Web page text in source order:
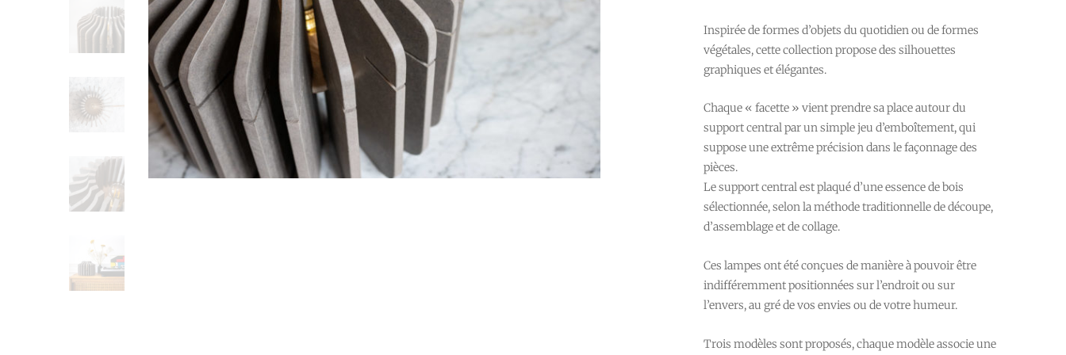
Inspirée de formes d’objets du quotidien ou de formes
végétales, cette collection propose des silhouettes
graphiques et élégantes.
Chaque « facette » vient prendre sa place autour du
support central par un simple jeu d’emboîtement, qui
suppose une extrême précision dans le façonnage des
pièces.
Le support central est plaqué d’une essence de bois
sélectionnée, selon la méthode traditionnelle de découpe,
d’assemblage et de collage.
Ces lampes ont été conçues de manière à pouvoir être
indifféremment positionnées sur l’endroit ou sur
l’envers, au gré de vos envies ou de votre humeur.
Trois modèles sont proposés, chaque modèle associe une